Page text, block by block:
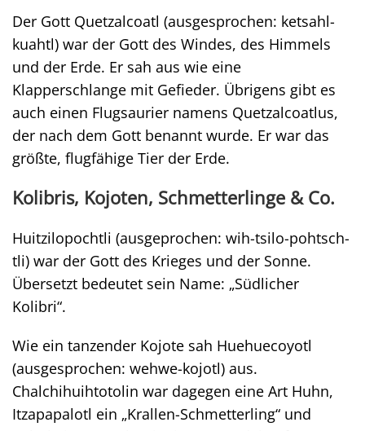
Der Gott Quetzalcoatl (ausgesprochen: ketsahl-
kuahtl) war der Gott des Windes, des Himmels
und der Erde. Er sah aus wie eine
Klapperschlange mit Gefieder. Übrigens gibt es
auch einen Flugsaurier namens Quetzalcoatlus,
der nach dem Gott benannt wurde. Er war das
größte, flugfähige Tier der Erde.
Kolibris, Kojoten, Schmetterlinge & Co.
Huitzilopochtli (ausgeprochen: wih-tsilo-pohtsch-
tli) war der Gott des Krieges und der Sonne.
Übersetzt bedeutet sein Name: „Südlicher
Kolibri“.
Wie ein tanzender Kojote sah Huehuecoyotl
(ausgesprochen: wehwe-kojotl) aus.
Chalchihuihtotolin war dagegen eine Art Huhn,
Itzapapalotl ein „Krallen-Schmetterling“ und